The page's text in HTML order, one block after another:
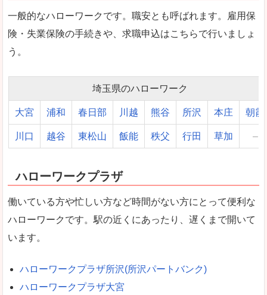
一般的なハローワークです。職安とも呼ばれます。雇用保
険・失業保険の手続きや、求職申込はこちらで行いましょ
う。
埼玉県のハローワーク
大宮 浦和 春日部 川越 熊谷 所沢 本庄 朝霞
川口 越谷 東松山 飯能 秩父 行田 草加 –
ハローワークプラザ
働いている方や忙しい方など時間がない方にとって便利な
ハローワークです。駅の近くにあったり、遅くまで開いて
います。
ハローワークプラザ所沢(所沢パートバンク)
ハローワークプラザ大宮